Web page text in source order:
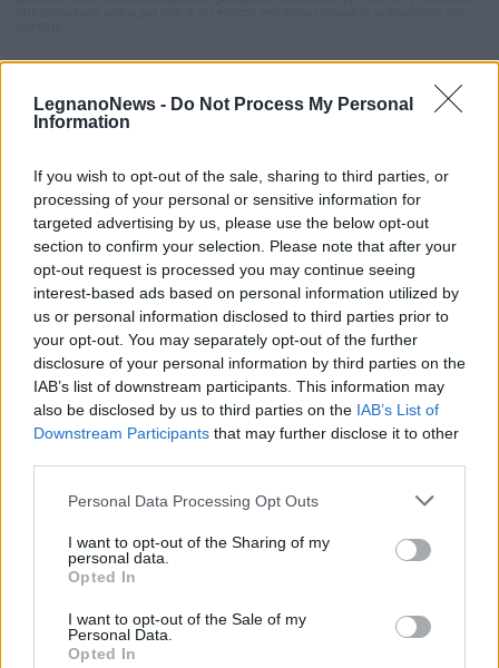
LegnanoNews - Do Not Process My Personal
Information
If you wish to opt-out of the sale, sharing to third parties, or
processing of your personal or sensitive information for
targeted advertising by us, please use the below opt-out
section to confirm your selection. Please note that after your
opt-out request is processed you may continue seeing
interest-based ads based on personal information utilized by
us or personal information disclosed to third parties prior to
your opt-out. You may separately opt-out of the further
disclosure of your personal information by third parties on the
IAB’s list of downstream participants. This information may
also be disclosed by us to third parties on the IAB’s List of
Downstream Participants that may further disclose it to other
Personal Data Processing Opt Outs
I want to opt-out of the Sharing of my
personal data.
Opted In
I want to opt-out of the Sale of my
Personal Data.
Opted In
ALTRE NOTIZIE DI CASTELLANZA